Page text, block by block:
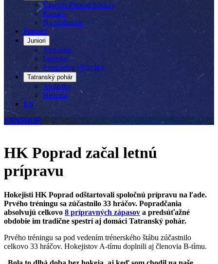
Časopis Poprad hockey
Kamko
Na stiahnutie
Partneri
Juniori
Aktuality
Súpiska
Program a výsledky
Tatranský pohár
Aktuality
História
EN
FANSHOP
HK Poprad začal letnú
prípravu
Hokejisti HK Poprad odštartovali spoločnú prípravu na ľade.
Prvého tréningu sa zúčastnilo 33 hráčov. Popradčania
absolvujú celkovo 8 prípravných zápasov a predsúťažné
obdobie im tradične spestrí aj domáci Tatranský pohár.
Prvého tréningu sa pod vedením trénerského štábu zúčastnilo
celkovo 33 hráčov. Hokejistov A-tímu doplnili aj členovia B-tímu.